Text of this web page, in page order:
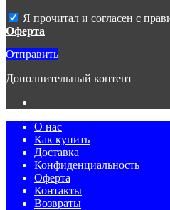
Я прочитал и согласен с
Оферта
Отправить
Дополнительный контент
О нас
Как купить
Доставка
Конфиденциальность
Оферта
Контакты
Возвраты